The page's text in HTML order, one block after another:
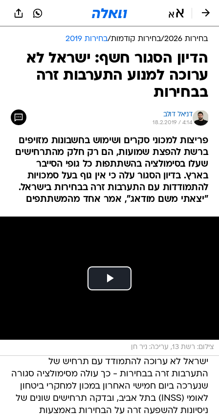
בחירות 2026 /בחירות קודמות/בחירות 2019
הדיון הסגור חשף: ישראל לא
ערוכה למנוע התערבות זרה
בבחירות
דניאל דולב
18.2.2019 / 4:14
פריצות למכוני סקרים ושימוש בחשבונות מזויפים
ברשת להפצת שמועות, הם רק חלק מהתרחישים
שעלו בסימולציה בהשתתפות כל גופי הסייבר
בארץ. בדיון הסגור עלה כי אין גוף בעל סמכויות
להתמודדות עם התערבות זרה בבחירות בישראל.
"יצאתי משם מודאג", אמר אחד מהמשתתפים
צילום: רשת 13, עריכה: ניר חן
ישראל לא ערוכה להתמודד עם תרחיש של
התערבות זרה בבחירות - כך עולה מסימולציה סגורה
שנערכה ביום חמישי האחרון במכון למחקרי ביטחון
לאומי (INSS) בתל אביב, ובדקה תרחישים שונים של
ניסיונות להשפעה זרה על הבחירות באמצעות